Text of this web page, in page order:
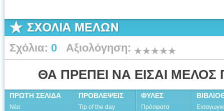
Σχόλια: 0 Αξιολόγηση:
ΘΑ ΠΡΕΠΕΙ ΝΑ ΕΙΣΑΙ ΜΕΛΟΣ
ΠΡΩΤΗ ΣΕΛΙΔΑ
Νέα
ΠΡΟΒΛΕΨΕΙΣ
Tip of the day
ΦΥΛΕΣ
Πρόσφατα